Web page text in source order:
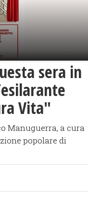
sera in
Vita"
Manuguerra, a cura
popolare di